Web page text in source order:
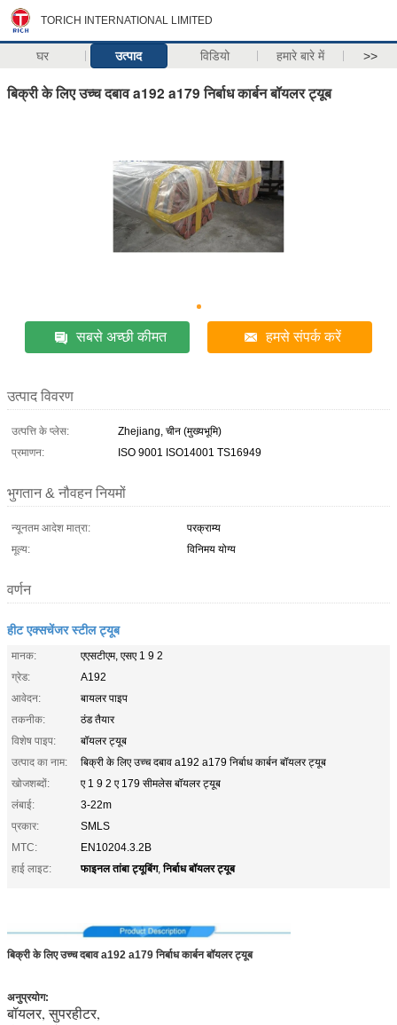
TORICH INTERNATIONAL LIMITED
घर उत्पाद विडियो हमारे बारे में >>
बिक्री के लिए उच्च दबाव a192 a179 निर्बाध कार्बन बॉयलर ट्यूब
सबसे अच्छी कीमत हमसे संपर्क करें
उत्पाद विवरण
उत्पत्ति के प्लेस:
Zhejiang, चीन (मुख्यभूमि)
प्रमाणन:
ISO 9001 ISO14001 TS16949
भुगतान & नौवहन नियमों
न्यूनतम आदेश मात्रा:
परक्राम्य
मूल्य:
विनिमय योग्य
वर्णन
हीट एक्सचेंजर स्टील ट्यूब
मानक:
एएसटीएम, एसए 1 9 2
ग्रेड:
A192
आवेदन:
बायलर पाइप
तकनीक:
ठंड तैयार
विशेष पाइप:
बॉयलर ट्यूब
उत्पाद का नाम:
बिक्री के लिए उच्च दबाव a192 a179 निर्बाध कार्बन बॉयलर ट्यूब
खोजशब्दों:
ए 1 9 2 ए 179 सीमलेस बॉयलर ट्यूब
लंबाई:
3-22m
प्रकार:
SMLS
MTC:
EN10204.3.2B
हाई लाइट:
फाइनल तांबा ट्यूबिंग,निर्बाध बॉयलर ट्यूब
बिक्री के लिए उच्च दबाव a192 a179 निर्बाध कार्बन बॉयलर ट्यूब
अनुप्रयोग:
बॉयलर, सुपरहीटर,